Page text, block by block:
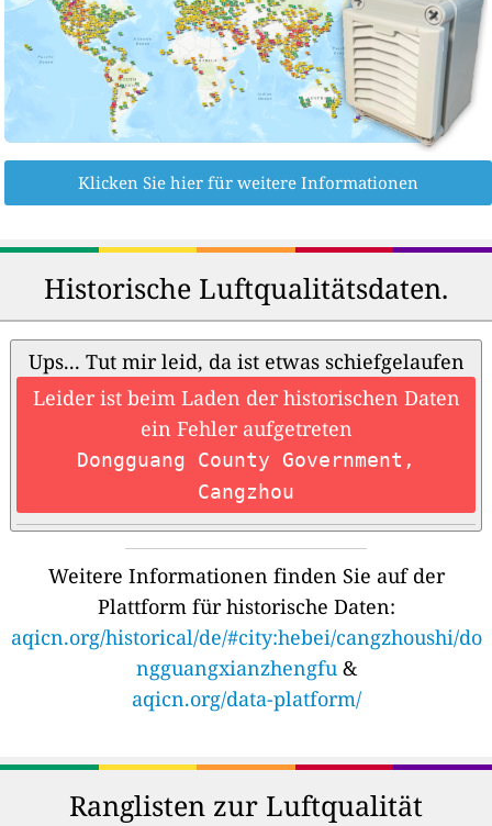
Klicken Sie hier für weitere Informationen
Historische Luftqualitätsdaten.
Ups... Tut mir leid, da ist etwas schiefgelaufen
Leider ist beim Laden der historischen Daten
ein Fehler aufgetreten
Dongguang County Government,
Cangzhou
Weitere Informationen finden Sie auf der
Plattform für historische Daten:
aqicn.org/historical/de/#city:hebei/cangzhoushi/do
ngguangxianzhengfu&
aqicn.org/data-platform/
Ranglisten zur Luftqualität